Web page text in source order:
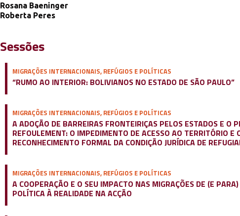
Rosana Baeninger
Roberta Peres
Sessões
MIGRAÇÕES INTERNACIONAIS, REFÚGIOS E POLÍTICAS
“RUMO AO INTERIOR: BOLIVIANOS NO ESTADO DE SÃO PAULO”
MIGRAÇÕES INTERNACIONAIS, REFÚGIOS E POLÍTICAS
A ADOÇÃO DE BARREIRAS FRONTEIRIÇAS PELOS ESTADOS E O
REFOULEMENT: O IMPEDIMENTO DE ACESSO AO TERRITÓRIO E
RECONHECIMENTO FORMAL DA CONDIÇÃO JURÍDICA DE
MIGRAÇÕES INTERNACIONAIS, REFÚGIOS E POLÍTICAS
A COOPERAÇÃO E O SEU IMPACTO NAS MIGRAÇÕES DE (E
POLÍTICA À REALIDADE NA ACÇÃO